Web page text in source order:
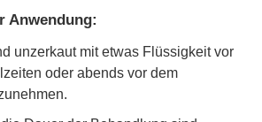
Anwendung:
unzerkaut mit etwas Flüssigkeit vor
oder abends vor dem